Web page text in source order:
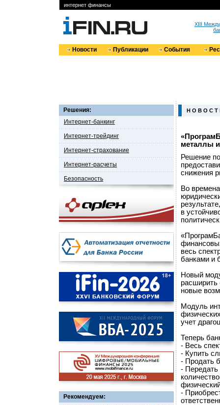
интернет финансы
XIII
Новости Публикации События
Решения:
Интернет-банкинг
Интернет-трейдинг
Интернет-страхование
Интернет-расчеты
Безопасность
Рекомендуем:
Н О В О С Т
металлы
Решение
снижения
Во
в
весь
банками и
Новый
расширить
новые
Модуль
учет
Теперь
- Весь
- Купить
- Продать
- Передать
-